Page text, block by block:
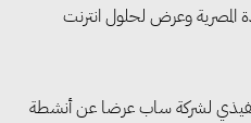
المصرية وعرض لحلول انترنت
لشركة ساب عرضا عن أنشطة